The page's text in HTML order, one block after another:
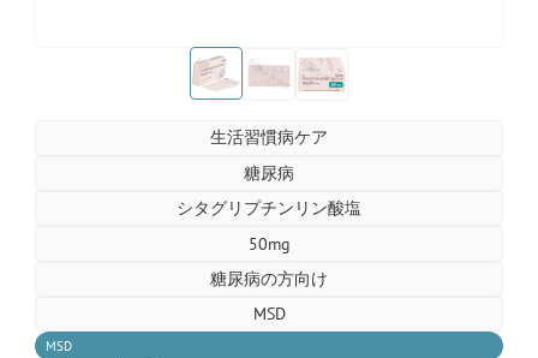
お薬ショップ お薬ショップ お薬ショップ
生活習慣病ケア
糖尿病
シタグリプチンリン酸塩
50mg
糖尿病の方向け
MSD
MSD